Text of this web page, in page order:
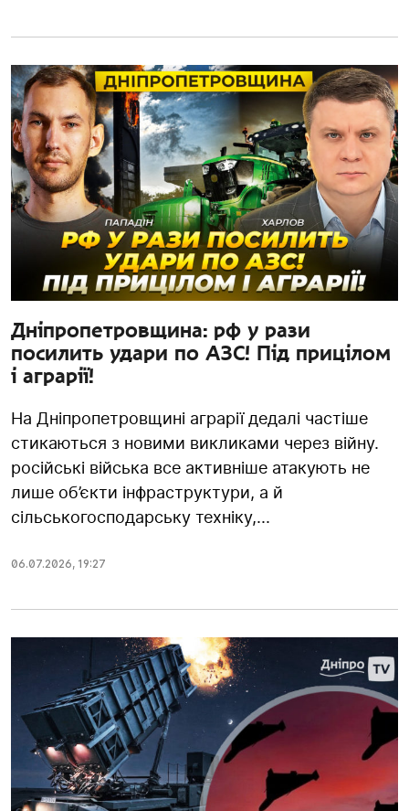
Дніпропетровщина: рф у рази
посилить удари по АЗС! Під прицілом
і аграрії!
На Дніпропетровщині аграрії дедалі частіше
стикаються з новими викликами через війну.
російські війська все активніше атакують не
лише об’єкти інфраструктури, а й
сільськогосподарську техніку,...
06.07.2026, 19:27